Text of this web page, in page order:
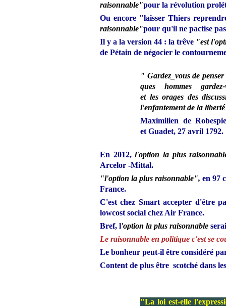
raisonnable"pour la révolution
Ou encore "laisser Thiers
raisonnable"pour qu'il ne pactise
Il y a la version 44 : la trêve "est
de Pétain de négocier le
" Gardez_vous de
ques hommes
et les orages des
l'enfantement de la
Maximilien de
et Guadet, 27 avril 1792.
En 2012,l'option la plus
Arcelor -Mittal.
"l'option la plus raisonnable",en 97
France.
C'est chez Smart accepter d'être
lowcost social chez Air France.
Bref, l'option la plus raisonnable
Le raisonnable en politique c'est se
Le bonheur peut-il être considéré
Content de plus être scotché dans
"La loi est-elle